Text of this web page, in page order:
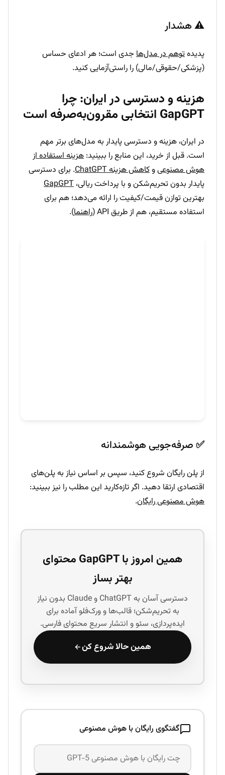
⚠️ هشدار
پدیدهتوهم در مدل‌ها جدی است؛ هر ادعای حساس
(پزشکی/حقوقی/مالی) را راستی‌آزمایی کنید.
هزینه و دسترسی در ایران: چرا
GapGPT انتخابی مقرون‌به‌صرفه است
در ایران، هزینه و دسترسی پایدار به مدل‌های برتر مهم
است. قبل از خرید، این منابع را ببینید: هزینه استفاده از
هوش مصنوعیوکاهش هزینه ChatGPT
. برای دسترسی
پایدار بدون تحریم‌شکن و با پرداخت ریالی، GapGPT
بهترین توازن قیمت/کیفیت را ارائه می‌دهد؛ هم برای
استفاده مستقیم، هم از طریق API (
راهنما).
✅ صرفه‌جویی هوشمندانه
از پلن رایگان شروع کنید، سپس بر اساس نیاز به پلن‌های
اقتصادی ارتقا دهید. اگر تازه‌کارید این مطلب را نیز ببینید:
هوش مصنوعی رایگان.
همین امروز با GapGPT محتوای
بهتر بساز
دسترسی آسان به ChatGPT و Claude بدون نیاز
به تحریم‌شکن؛ قالب‌ها و ورک‌فلو آماده برای
ایده‌پردازی، سئو و انتشار سریع محتوای فارسی.
همین حالا شروع کن
گفتگوی رایگان با هوش مصنوعی